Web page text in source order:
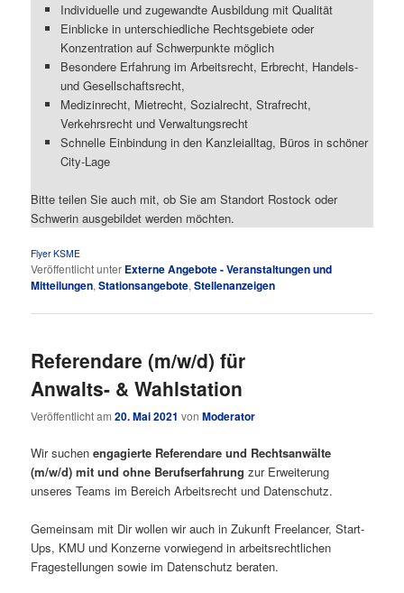
Individuelle und zugewandte Ausbildung mit Qualität
Einblicke in unterschiedliche Rechtsgebiete oder
Konzentration auf Schwerpunkte möglich
Besondere Erfahrung im Arbeitsrecht, Erbrecht, Handels-
und Gesellschaftsrecht,
Medizinrecht, Mietrecht, Sozialrecht, Strafrecht,
Verkehrsrecht und Verwaltungsrecht
Schnelle Einbindung in den Kanzleialltag, Büros in schöner
City-Lage
Bitte teilen Sie auch mit, ob Sie am Standort Rostock oder
Schwerin ausgebildet werden möchten.
Flyer KSME
Veröffentlicht unter Externe Angebote - Veranstaltungen und
Mitteilungen,Stationsangebote,Stellenanzeigen
Referendare (m/w/d) für
Anwalts- & Wahlstation
Veröffentlicht am20. Mai 2021 vonModerator
Wir suchenengagierte Referendare und Rechtsanwälte
(m/w/d) mit und ohne Berufserfahrung zur Erweiterung
unseres Teams im Bereich Arbeitsrecht und Datenschutz.
Gemeinsam mit Dir wollen wir auch in Zukunft Freelancer, Start-
Ups, KMU und Konzerne vorwiegend in arbeitsrechtlichen
Fragestellungen sowie im Datenschutz beraten.